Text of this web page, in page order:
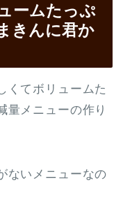
ームたっぷ
きんに君か
くてボリュームた
量メニューの作り
ないメニューなの